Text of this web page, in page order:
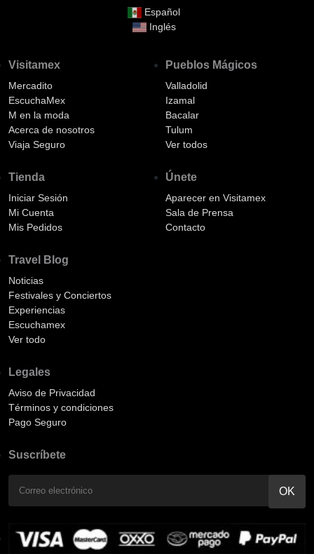
Español
Inglés
Visitamex
Mercadito
EscuchaMex
M en la moda
Acerca de nosotros
Viaja Seguro
Tienda
Iniciar Sesión
Mi Cuenta
Mis Pedidos
Pueblos Mágicos
Valladolid
Izamal
Bacalar
Tulum
Ver todos
Únete
Aparecer en Visitamex
Sala de Prensa
Contacto
Travel Blog
Noticias
Festivales y Conciertos
Experiencias
Escuchamex
Ver todo
Legales
Aviso de Privacidad
Términos y condiciones
Pago Seguro
Suscríbete